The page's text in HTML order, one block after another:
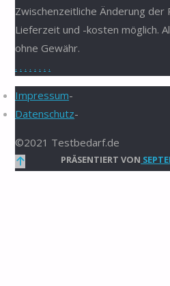
Zwischenzeitliche Änderung der
Lieferzeit und -kosten möglich.
ohne Gewähr.
. . . . . . . .
Impressum-
Datenschutz-
©2021 Testbedarf.de
PRÄSENTIERT VON
Zurück